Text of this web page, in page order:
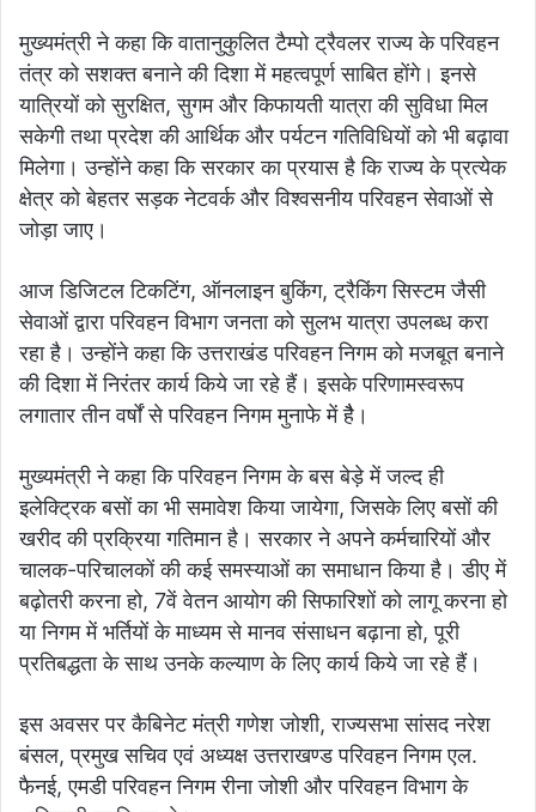
मुख्यमंत्री ने कहा कि वातानुकुलित टैम्पो ट्रैवलर राज्य के परिवहन
तंत्र को सशक्त बनाने की दिशा में महत्वपूर्ण साबित होंगे। इनसे
यात्रियों को सुरक्षित, सुगम और किफायती यात्रा की सुविधा मिल
सकेगी तथा प्रदेश की आर्थिक और पर्यटन गतिविधियों को भी बढ़ावा
मिलेगा। उन्होंने कहा कि सरकार का प्रयास है कि राज्य के प्रत्येक
क्षेत्र को बेहतर सड़क नेटवर्क और विश्वसनीय परिवहन सेवाओं से
जोड़ा जाए।
आज डिजिटल टिकटिंग, ऑनलाइन बुकिंग, ट्रैकिंग सिस्टम जैसी
सेवाओं द्वारा परिवहन विभाग जनता को सुलभ यात्रा उपलब्ध करा
रहा है। उन्होंने कहा कि उत्तराखंड परिवहन निगम को मजबूत बनाने
की दिशा में निरंतर कार्य किये जा रहे हैं। इसके परिणामस्वरूप
लगातार तीन वर्षों से परिवहन निगम मुनाफे में हैै।
मुख्यमंत्री ने कहा कि परिवहन निगम के बस बेड़े में जल्द ही
इलेक्ट्रिक बसों का भी समावेश किया जायेगा, जिसके लिए बसों की
खरीद की प्रक्रिया गतिमान है। सरकार ने अपने कर्मचारियों और
चालक-परिचालकों की कई समस्याओं का समाधान किया है। डीए में
बढ़ोतरी करना हो, 7वें वेतन आयोग की सिफारिशों को लागू करना हो
या निगम में भर्तियों के माध्यम से मानव संसाधन बढ़ाना हो, पूरी
प्रतिबद्धता के साथ उनके कल्याण के लिए कार्य किये जा रहे हैं।
इस अवसर पर कैबिनेट मंत्री गणेश जोशी, राज्यसभा सांसद नरेश
बंसल, प्रमुख सचिव एवं अध्यक्ष उत्तराखण्ड परिवहन निगम एल.
फैनई, एमडी परिवहन निगम रीना जोशी और परिवहन विभाग के